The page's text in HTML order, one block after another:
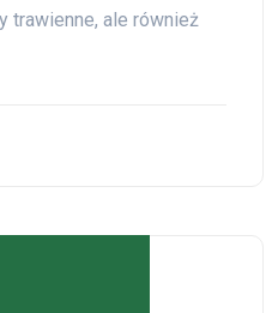
trawienne, ale również